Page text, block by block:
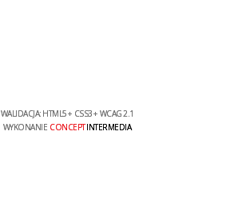
WALIDACJA: HTML5+ CSS3+ WCAG 2.1
WYKONANIE CONCEPTINTERMEDIA